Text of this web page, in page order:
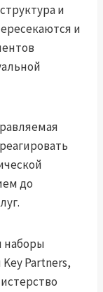
и
и
до
наборы
Partners,